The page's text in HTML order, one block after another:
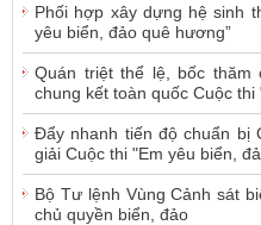
Phối hợp xây dựng hệ sinh
yêu biển, đảo quê hương”
Quán triệt thể lệ, bốc
chung kết toàn quốc Cuộc
Đẩy nhanh tiến độ chuẩn bị
giải Cuộc thi "Em yêu biển,
Bộ Tư lệnh Vùng Cảnh sát
chủ quyền biển, đảo